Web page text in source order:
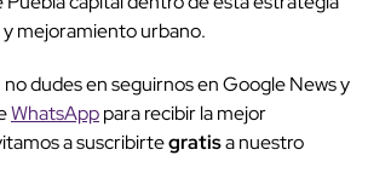
mejoramiento urbano.
no dudes en seguirnos en Google News y
WhatsApppara recibir la mejor
a suscribirtegratisa nuestro